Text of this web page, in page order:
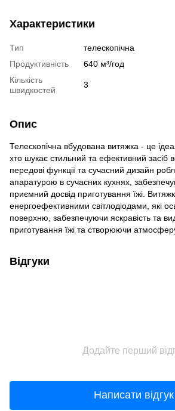
Характеристики
Тип
телескопічна
Продуктивність
640 м³/год
Кількість
швидкостей
3
Опис
Телескопічна вбудована витяжка - це
хто шукає стильний та ефективний засіб
передові функції та сучасний дизайн
апаратурою в сучасних кухнях,
приємний досвід приготування їжі.
енергоефективними світлодіодами, які
поверхню, забезпечуючи яскравість та
приготування їжі та створюючи атмосферу
Відгуки
Додайте перший
Написати відгук